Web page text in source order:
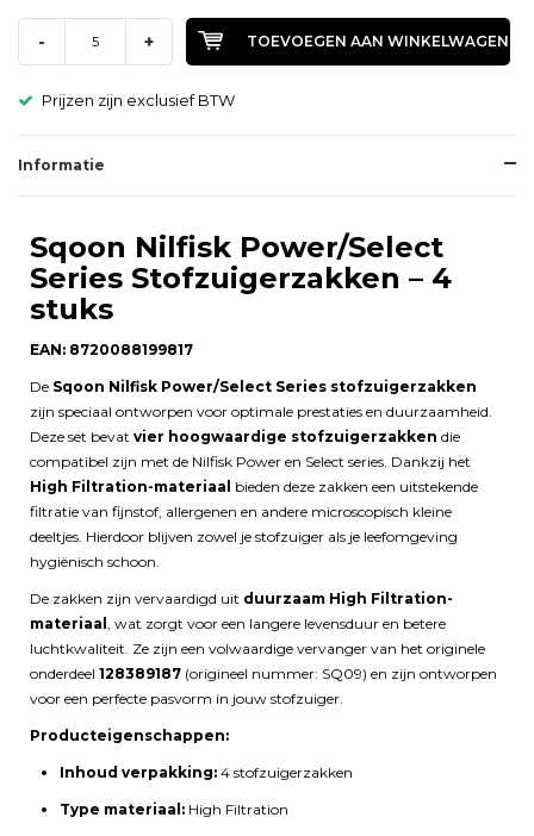
- + TOEVOEGEN AAN WINKELWAGEN
Prijzen zijn exclusief BTW
Informatie
Sqoon Nilfisk Power/Select
Series Stofzuigerzakken – 4
stuks
EAN: 8720088199817
De Sqoon Nilfisk Power/Select Series stofzuigerzakken
zijn speciaal ontworpen voor optimale prestaties en duurzaamheid.
Deze set bevat vier hoogwaardige stofzuigerzakken die
compatibel zijn met de Nilfisk Power en Select series. Dankzij het
High Filtration-materiaal bieden deze zakken een uitstekende
filtratie van fijnstof, allergenen en andere microscopisch kleine
deeltjes. Hierdoor blijven zowel je stofzuiger als je leefomgeving
hygiënisch schoon.
De zakken zijn vervaardigd uit duurzaam High Filtration-
materiaal , wat zorgt voor een langere levensduur en betere
luchtkwaliteit. Ze zijn een volwaardige vervanger van het originele
onderdeel 128389187 (origineel nummer: SQ09) en zijn ontworpen
voor een perfecte pasvorm in jouw stofzuiger.
Producteigenschappen:
Inhoud verpakking: 4 stofzuigerzakken
Type materiaal: High Filtration